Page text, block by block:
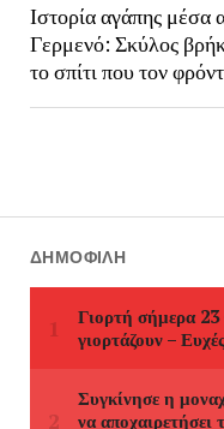
Ιστορία αγάπης μέσα
Γερμενό: Σκύλος
το σπίτι που τον
ΔΗΜΟΦΙΛΉ